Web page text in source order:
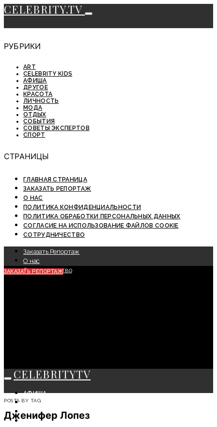
CELEBRITY.TV
РУБРИКИ
ART
CELEBRITY KIDS
АФИША
ДРУГОЕ
КРАСОТА
ЛИЧНОСТЬ
МОДА
ОТДЫХ
СОБЫТИЯ
СОВЕТЫ ЭКСПЕРТОВ
СПОРТ
СТРАНИЦЫ
ГЛАВНАЯ СТРАНИЦА
ЗАКАЗАТЬ РЕПОРТАЖ
О НАС
ПОЛИТИКА КОНФИДЕНЦИАЛЬНОСТИ
ПОЛИТИКА ОБРАБОТКИ ПЕРСОНАЛЬНЫХ ДАННЫХ
СОГЛАСИЕ НА ИСПОЛЬЗОВАНИЕ ФАЙЛОВ COOKIE
СОТРУДНИЧЕСТВО
Заказать Репортаж
О нас
Сотрудничество
ЗАКАЗАТЬ РЕПОРТАЖ
CELEBRITYTV
АФИША
СОБЫТИЯ
КРАСОТА
МОДА
POSTS BY TAG
Дженифер Лопез